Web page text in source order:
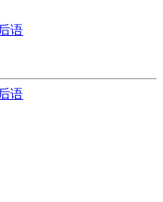
语
语